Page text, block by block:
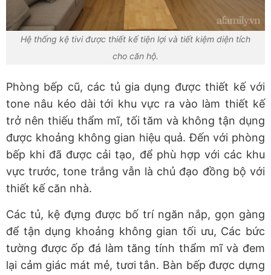
Hệ thống kệ tivi được thiết kế tiện lợi và tiết kiệm diện tích
cho căn hộ.
Phòng bếp cũ, các tủ gia dụng được thiết kế với
tone nâu kéo dài tới khu vực ra vào làm thiết kế
trở nên thiếu thẩm mĩ, tối tăm và không tận dụng
được khoảng không gian hiệu quả. Đến với phòng
bếp khi đã được cải tạo, để phù hợp với các khu
vực trước, tone trắng vẫn là chủ đạo đồng bộ với
thiết kế căn nhà.
Các tủ, kệ đựng được bố trí ngăn nắp, gọn gàng
để tận dụng khoảng không gian tối ưu, Các bức
tường được ốp đá làm tăng tính thẩm mĩ và đem
lại cảm giác mát mẻ, tươi tắn. Bàn bếp được dựng